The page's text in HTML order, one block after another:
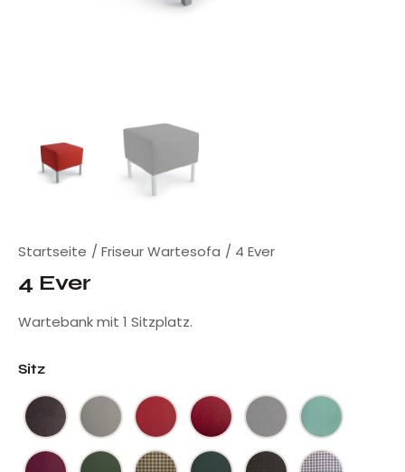
Startseite Friseur Wartesofa 4 Ever
4 Ever
Wartebank mit 1 Sitzplatz.
Sitz